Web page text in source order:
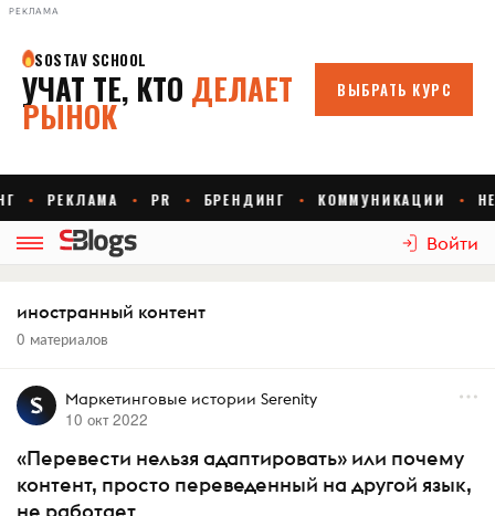
РЕКЛАМА
Войти
иностранный контент
0 материалов
Маркетинговые истории Serenity
10 окт 2022
«Перевести нельзя адаптировать» или почему
контент, просто переведенный на другой язык,